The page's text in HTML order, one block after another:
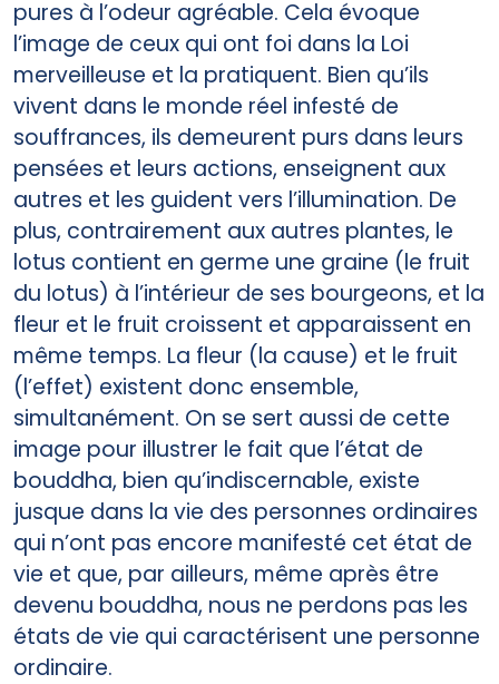
pures à l’odeur agréable. Cela évoque
l’image de ceux qui ont foi dans la Loi
merveilleuse et la pratiquent. Bien qu’ils
vivent dans le monde réel infesté de
souffrances, ils demeurent purs dans leurs
pensées et leurs actions, enseignent aux
autres et les guident vers l’illumination. De
plus, contrairement aux autres plantes, le
lotus contient en germe une graine (le fruit
du lotus) à l’intérieur de ses bourgeons, et la
fleur et le fruit croissent et apparaissent en
même temps. La fleur (la cause) et le fruit
(l’effet) existent donc ensemble,
simultanément. On se sert aussi de cette
image pour illustrer le fait que l’état de
bouddha, bien qu’indiscernable, existe
jusque dans la vie des personnes ordinaires
qui n’ont pas encore manifesté cet état de
vie et que, par ailleurs, même après être
devenu bouddha, nous ne perdons pas les
états de vie qui caractérisent une personne
ordinaire.